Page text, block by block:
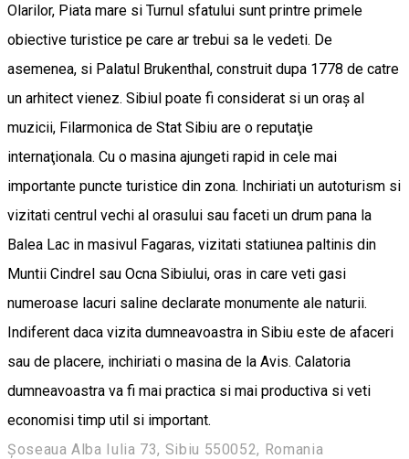
Olarilor, Piata mare si Turnul sfatului sunt printre primele
obiective turistice pe care ar trebui sa le vedeti. De
asemenea, si Palatul Brukenthal, construit dupa 1778 de catre
un arhitect vienez. Sibiul poate fi considerat si un oraş al
muzicii, Filarmonica de Stat Sibiu are o reputaţie
internaţionala. Cu o masina ajungeti rapid in cele mai
importante puncte turistice din zona. Inchiriati un autoturism si
vizitati centrul vechi al orasului sau faceti un drum pana la
Balea Lac in masivul Fagaras, vizitati statiunea paltinis din
Muntii Cindrel sau Ocna Sibiului, oras in care veti gasi
numeroase lacuri saline declarate monumente ale naturii.
Indiferent daca vizita dumneavoastra in Sibiu este de afaceri
sau de placere, inchiriati o masina de la Avis. Calatoria
dumneavoastra va fi mai practica si mai productiva si veti
economisi timp util si important.
Șoseaua Alba Iulia 73, Sibiu 550052, Romania